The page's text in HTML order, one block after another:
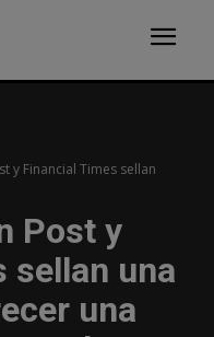
y Financial Times sellan
Post y
sellan una
una